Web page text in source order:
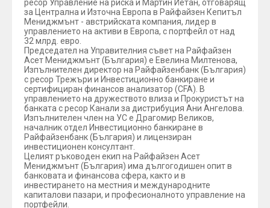
ресор Управление на риска и Мартин Йетан, отговарящ
за Централна и Източна Европа в Райфайзен Кепитъл
Мениджмънт - австрийската компания, лидер в
управлението на активи в Европа, с портфейл от над
32 млрд. евро.
Председател на Управителния съвет на Райфайзен
Асет Мениджмънт (България) е Евелина Милтенова,
Изпълнителен директор на Райфайзенбанк (България)
с ресор Трежъри и Инвестиционно банкиране и
сертифициран финансов анализатор (CFA). В
управлението на дружеството влиза и Прокуристът на
банката с ресор Канали за дистрибуция Ани Ангелова.
Изпълнителен член на УС е Драгомир Великов,
началник отдел Инвестиционно банкиране в
Райфайзенбанк (България) и лицензиран
инвестиционен консултант.
Целият ръководен екип на Райфайзен Асет
Мениджмънт (България) има дългогодишен опит в
банковата и финансова сфера, както и в
инвестирането на местния и международните
капиталови пазари, и професионалното управление на
портфейли.